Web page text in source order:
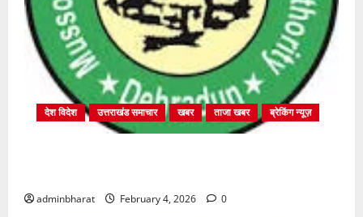
देश विदेश उत्तराखंड समाचार खबर ताजा खबर ब्रेकिंग न्यूज़
adminbharat February 4, 2026 0